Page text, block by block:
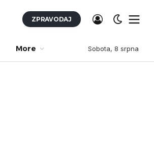
ZPRAVODAJ
More Sobota, 8 srpna